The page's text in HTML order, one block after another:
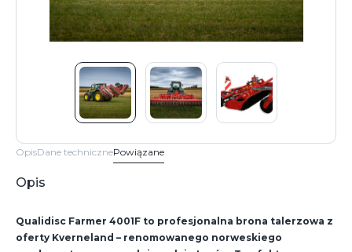
OpisDane technicznePowiązane
Opis
Qualidisc Farmer 4001F to profesjonalna brona talerzowa z
oferty Kverneland – renomowanego norweskiego